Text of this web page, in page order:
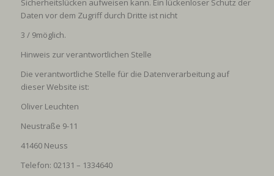
Sicherheitslücken aufweisen kann. Ein lückenloser Schutz der
Daten vor dem Zugriff durch Dritte ist nicht
3 / 9möglich.
Hinweis zur verantwortlichen Stelle
Die verantwortliche Stelle für die Datenverarbeitung auf
dieser Website ist:
Oliver Leuchten
Neustraße 9-11
41460 Neuss
Telefon: 02131 – 1334640